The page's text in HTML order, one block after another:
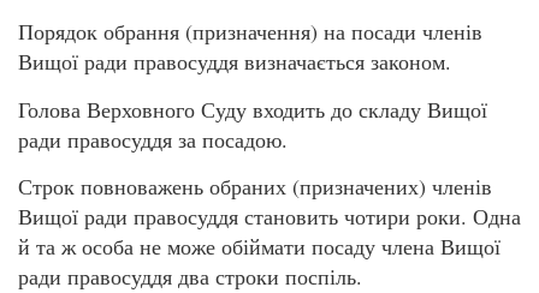
Порядок обрання (призначення) на посади членів
Вищої ради правосуддя визначається законом.
Голова Верховного Суду входить до складу Вищої
ради правосуддя за посадою.
Строк повноважень обраних (призначених) членів
Вищої ради правосуддя становить чотири роки. Одна
й та ж особа не може обіймати посаду члена Вищої
ради правосуддя два строки поспіль.